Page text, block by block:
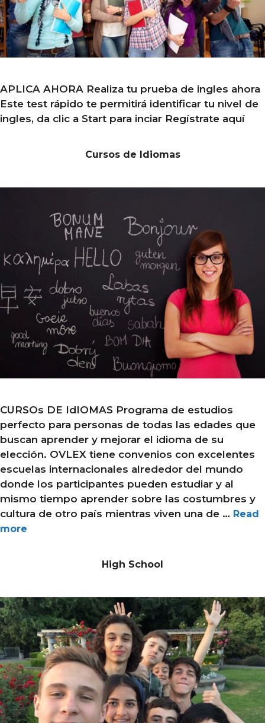
APLICA AHORA Realiza tu prueba de ingles ahora
Este test rápido te permitirá identificar tu nivel de
ingles, da clic a Start para inciar Regístrate aquí
Cursos de Idiomas
CURSOs DE IdIOMAS Programa de estudios
perfecto para personas de todas las edades que
buscan aprender y mejorar el idioma de su
elección. OVLEX tiene convenios con excelentes
escuelas internacionales alrededor del mundo
donde los participantes pueden estudiar y al
mismo tiempo aprender sobre las costumbres y
cultura de otro país mientras viven una de … Read
more
High School